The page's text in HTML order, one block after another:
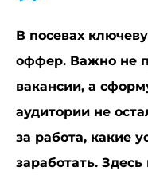
В посевах
оффер. Важно не
вакансии, а
аудитории не
за работа, какие
заработать.